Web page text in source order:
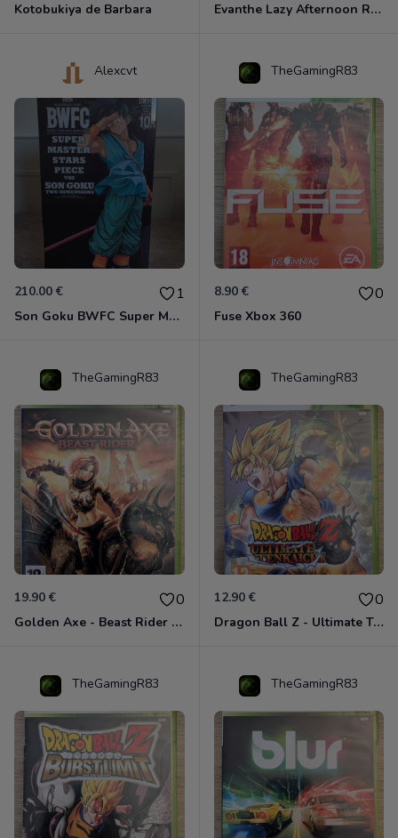
Kotobukiya de Barbara Evanthe Lazy Afternoon Red Pride of Eden
Alexcvt
210.00 € 1
Son Goku BWFC Super Master Stars
TheGamingR83
8.90 € 0
Fuse Xbox 360
TheGamingR83
19.90 € 0
Golden Axe - Beast Rider Xbox 360
TheGamingR83
12.90 € 0
Dragon Ball Z - Ultimate Tenkaichi Xbox 360
TheGamingR83 TheGamingR83